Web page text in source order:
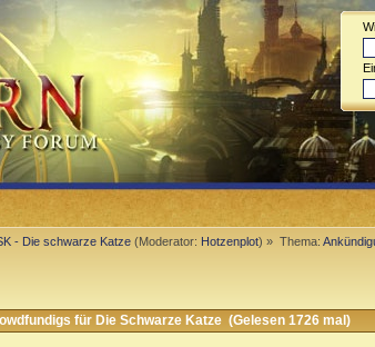
- Die schwarze Katze (Moderator: Hotzenplot) » Thema:
für Die Schwarze Katze (Gelesen 1726 mal)